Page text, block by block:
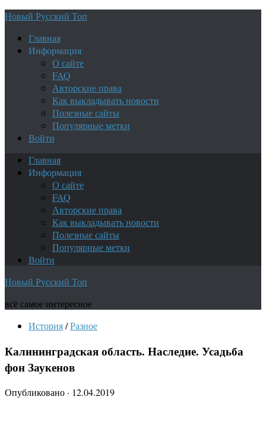
Новый Русский Топ
Главная
Информация
О сайте
FAQ
Авторские права
Как выкладывать новости
Полезные сайты
Популярные метки
Войти
Главная
Информация
О сайте
FAQ
Авторские права
Как выкладывать новости
Полезные сайты
Популярные метки
Войти
Новый Русский Топ
всё самое интересное
История/Разное
Калининградская область. Наследие. Усадьба
фон Заукенов
Опубликовано · 12.04.2019